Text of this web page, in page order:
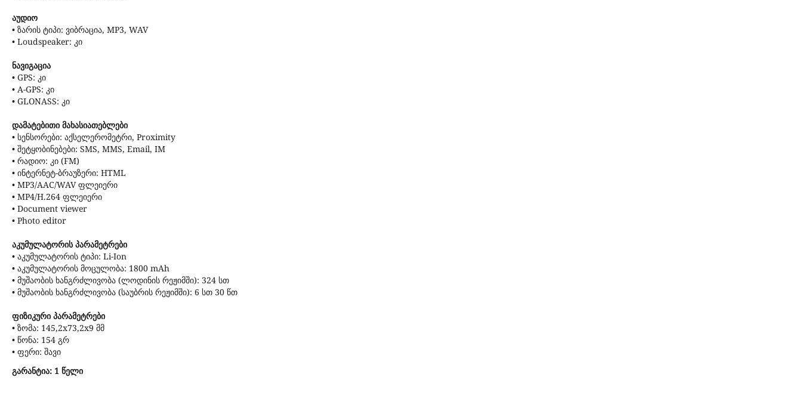
აუდიო
• ზარის ტიპი: ვიბრაცია, MP3, WAV
• Loudspeaker: კი
ნავიგაცია
• GPS: კი
• A-GPS: კი
• GLONASS: კი
დამატებითი მახასიათებლები
• სენსორები: აქსელერომეტრი, Proximity
• შეტყობინებები: SMS, MMS, Email, IM
• რადიო: კი (FM)
• ინტერნეტ-ბრაუზერი: HTML
• MP3/AAC/WAV ფლეიერი
• MP4/H.264 ფლეიერი
• Document viewer
• Photo editor
აკუმულატორის პარამეტრები
• აკუმულატორის ტიპი: Li-Ion
• აკუმულატორის მოცულობა: 1800 mAh
• მუშაობის ხანგრძლივობა (ლოდინის რეჟიმში): 324 სთ
• მუშაობის ხანგრძლივობა (საუბრის რეჟიმში): 6 სთ 30 წთ
ფიზიკური პარამეტრები
• ზომა: 145,2x73,2x9 მმ
• წონა: 154 გრ
• ფერი: შავი
გარანტია: 1 წელი